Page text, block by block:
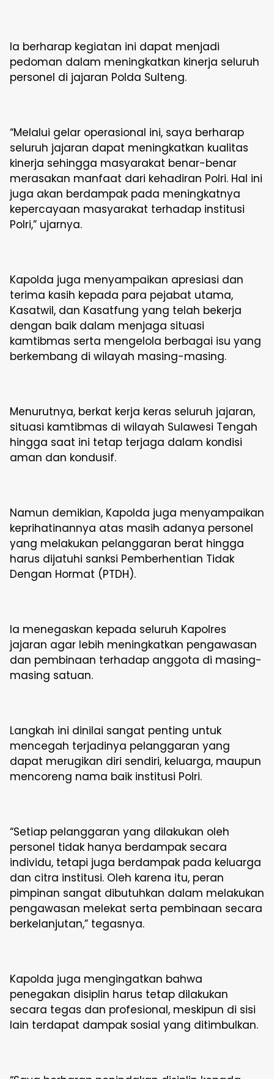
Ia berharap kegiatan ini dapat menjadi
pedoman dalam meningkatkan kinerja seluruh
personel di jajaran Polda Sulteng.
“Melalui gelar operasional ini, saya berharap
seluruh jajaran dapat meningkatkan kualitas
kinerja sehingga masyarakat benar-benar
merasakan manfaat dari kehadiran Polri. Hal ini
juga akan berdampak pada meningkatnya
kepercayaan masyarakat terhadap institusi
Polri,” ujarnya.
Kapolda juga menyampaikan apresiasi dan
terima kasih kepada para pejabat utama,
Kasatwil, dan Kasatfung yang telah bekerja
dengan baik dalam menjaga situasi
kamtibmas serta mengelola berbagai isu yang
berkembang di wilayah masing-masing.
Menurutnya, berkat kerja keras seluruh jajaran,
situasi kamtibmas di wilayah Sulawesi Tengah
hingga saat ini tetap terjaga dalam kondisi
aman dan kondusif.
Namun demikian, Kapolda juga menyampaikan
keprihatinannya atas masih adanya personel
yang melakukan pelanggaran berat hingga
harus dijatuhi sanksi Pemberhentian Tidak
Dengan Hormat (PTDH).
Ia menegaskan kepada seluruh Kapolres
jajaran agar lebih meningkatkan pengawasan
dan pembinaan terhadap anggota di masing-
masing satuan.
Langkah ini dinilai sangat penting untuk
mencegah terjadinya pelanggaran yang
dapat merugikan diri sendiri, keluarga, maupun
mencoreng nama baik institusi Polri.
“Setiap pelanggaran yang dilakukan oleh
personel tidak hanya berdampak secara
individu, tetapi juga berdampak pada keluarga
dan citra institusi. Oleh karena itu, peran
pimpinan sangat dibutuhkan dalam melakukan
pengawasan melekat serta pembinaan secara
berkelanjutan,” tegasnya.
Kapolda juga mengingatkan bahwa
penegakan disiplin harus tetap dilakukan
secara tegas dan profesional, meskipun di sisi
lain terdapat dampak sosial yang ditimbulkan.